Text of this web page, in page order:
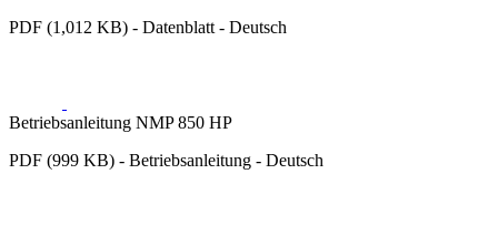
PDF (1,012 KB) - Datenblatt - Deutsch
Betriebsanleitung NMP 850 HP
PDF (999 KB) - Betriebsanleitung - Deutsch